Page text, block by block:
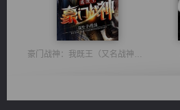
豪门战神：我既王（又名战神归来不败神婿修罗战神）